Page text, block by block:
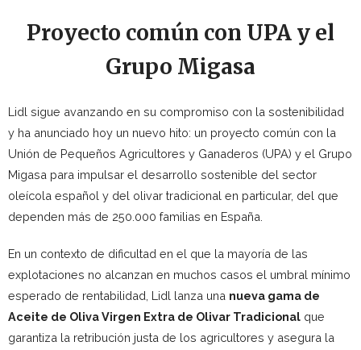
Proyecto común con UPA y el
Grupo Migasa
Lidl sigue avanzando en su compromiso con la sostenibilidad
y ha anunciado hoy un nuevo hito: un proyecto común con la
Unión de Pequeños Agricultores y Ganaderos (UPA) y el Grupo
Migasa para impulsar el desarrollo sostenible del sector
oleícola español y del olivar tradicional en particular, del que
dependen más de 250.000 familias en España.
En un contexto de dificultad en el que la mayoría de las
explotaciones no alcanzan en muchos casos el umbral mínimo
esperado de rentabilidad, Lidl lanza una nueva gama de
Aceite de Oliva Virgen Extra de Olivar Tradicional que
garantiza la retribución justa de los agricultores y asegura la